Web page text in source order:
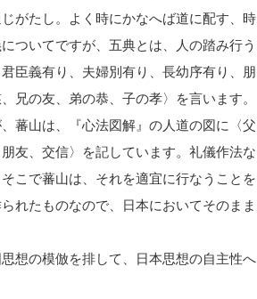
がたし。よく時にかなへば道に配す、時
ついてですが、五典とは、人の踏み行う
臣義有り、夫婦別有り、長幼序有り、朋
兄の友、弟の恭、子の孝〉を言います。
蕃山は、『心法図解』の人道の図に〈父
友、交信〉を記しています。礼儀作法な
こで蕃山は、それを適宜に行なうことを
れたものなので、日本においてそのまま
想の模倣を排して、日本思想の自主性へ